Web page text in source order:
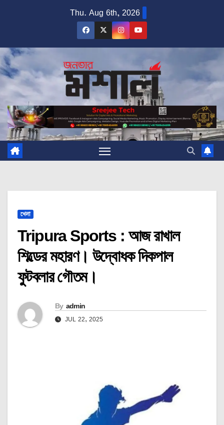
Thu. Aug 6th, 2026
খেলা
Tripura Sports : আজ রাখাল
শিল্ডের মহারণ। উদ্বোধক দিকপাল
ফুটবলার গৌতম।
By admin
JUL 22, 2025